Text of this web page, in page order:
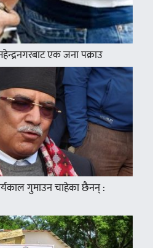
एक जना पक्राउ
गुमाउन चाहेका छैनन् :